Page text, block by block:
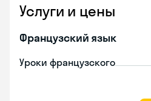
Услуги и цены
Французский язык
Уроки французского